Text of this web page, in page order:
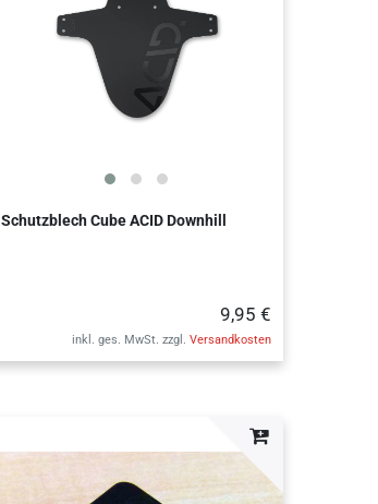
Schutzblech Cube ACID Downhill
9,95 €
inkl. ges. MwSt. zzgl. Versandkosten